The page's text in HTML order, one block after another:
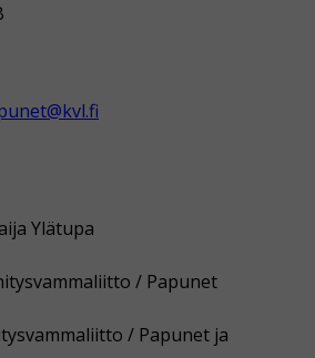
Ylätupa
/ Papunet
/ Papunet ja